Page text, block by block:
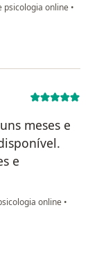
psicologia online •
meses e
e
online •